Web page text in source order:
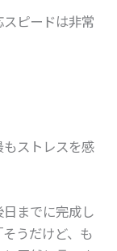
ピードは非常
ストレスを感
までに完成し
うだけど、も